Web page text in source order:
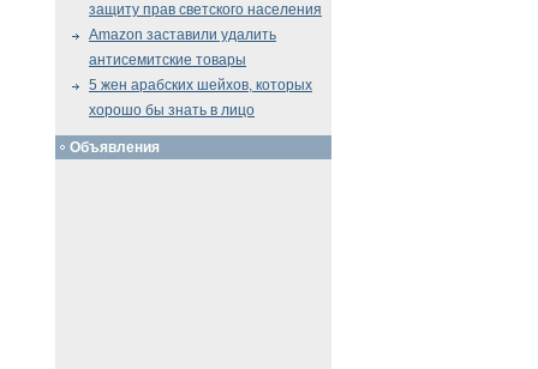
защиту прав светского населения
Amazon заставили удалить
антисемитские товары
5 жен арабских шейхов, которых
хорошо бы знать в лицо
Объявления